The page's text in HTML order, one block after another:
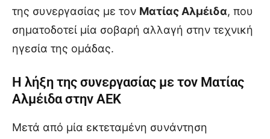
της συνεργασίας με τον Ματίας Αλμέιδα, που
σηματοδοτεί μία σοβαρή αλλαγή στην τεχνική
ηγεσία της ομάδας.
Η λήξη της συνεργασίας με τον Ματίας
Αλμέιδα στην ΑΕΚ
Μετά από μία εκτεταμένη συνάντηση